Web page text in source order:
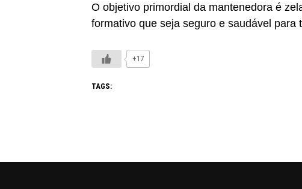
O objetivo primordial da mantenedora é
formativo que seja seguro e saudável para
+17
TAGS: